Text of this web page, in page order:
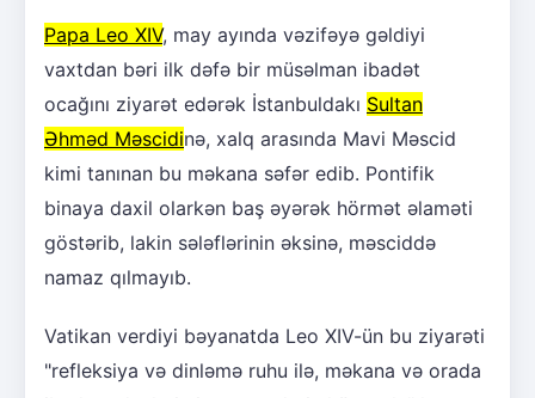
Papa Leo XIV, may ayında vəzifəyə gəldiyi
vaxtdan bəri ilk dəfə bir müsəlman ibadət
ocağını ziyarət edərək İstanbuldakı Sultan
Əhməd Məscidinə, xalq arasında Mavi Məscid
kimi tanınan bu məkana səfər edib. Pontifik
binaya daxil olarkən baş əyərək hörmət əlaməti
göstərib, lakin sələflərinin əksinə, məsciddə
namaz qılmayıb.
Vatikan verdiyi bəyanatda Leo XIV-ün bu ziyarəti
"refleksiya və dinləmə ruhu ilə, məkana və orada